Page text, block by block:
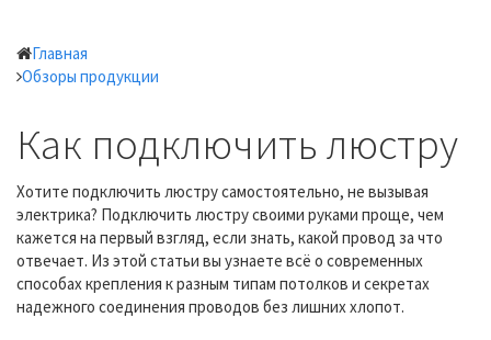
Главная
Обзоры продукции
Как подключить люстру
Хотите подключить люстру самостоятельно, не вызывая
электрика? Подключить люстру своими руками проще, чем
кажется на первый взгляд, если знать, какой провод за что
отвечает. Из этой статьи вы узнаете всё о современных
способах крепления к разным типам потолков и секретах
надежного соединения проводов без лишних хлопот.